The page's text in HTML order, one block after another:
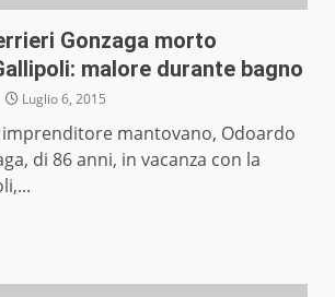
Gonzaga morto
malore durante bagno
Luglio 6, 2015
imprenditore mantovano, Odoardo
di 86 anni, in vacanza con la